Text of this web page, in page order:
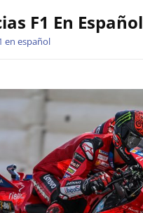
F1 En Español
en español